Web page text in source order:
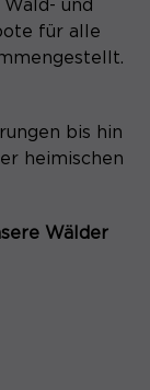
und
für alle
bis hin
heimischen
Wälder